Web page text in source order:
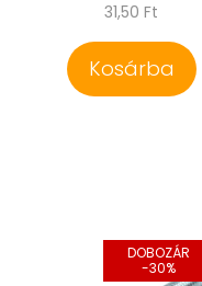
31,50 Ft
Kosárba
DOBOZÁR
-30%